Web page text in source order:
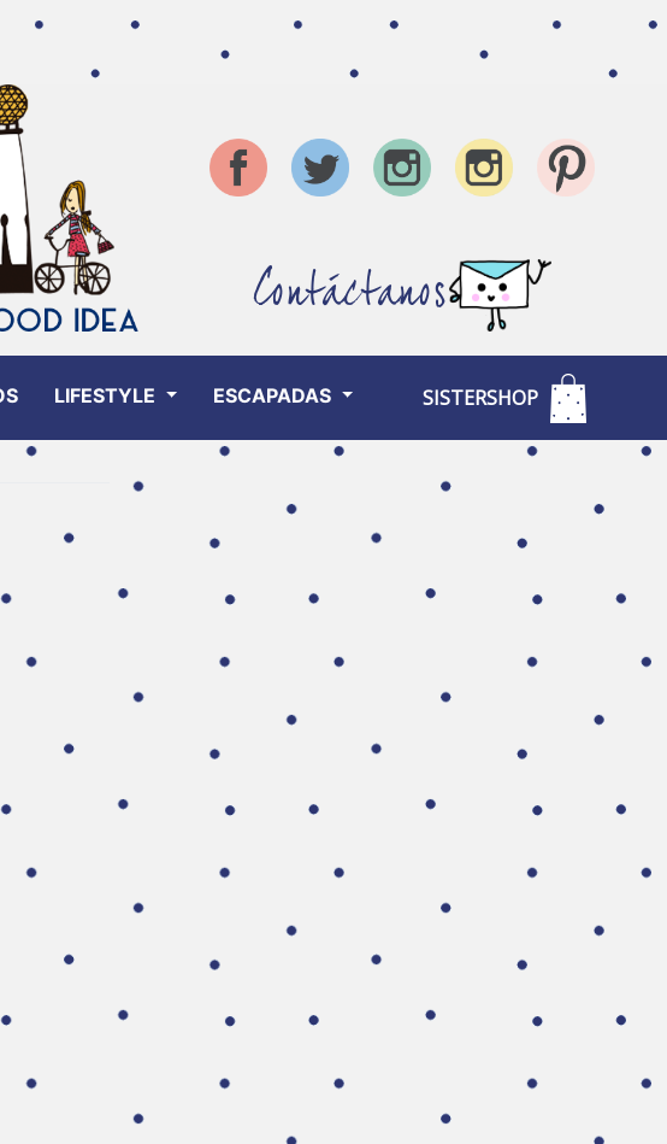
Contáctanos
LIFESTYLE ESCAPADAS SISTERSHOP